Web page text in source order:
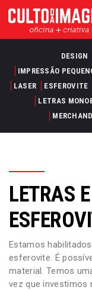
DESIGN
IMPRESSÃO
LASER
ESFEROVITE
LETRAS
LETRAS
Estamos
esferovite. É
material. Temos
vez que investimos